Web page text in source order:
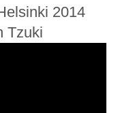
2014
Tzuki